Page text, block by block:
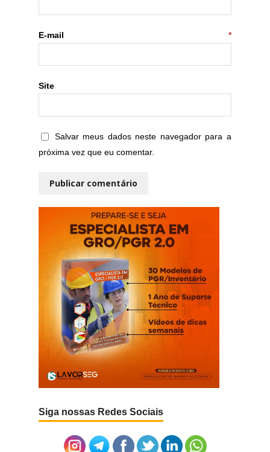
E-mail *
Site
Salvar meus dados neste navegador para a
próxima vez que eu comentar.
Siga nossas Redes Sociais